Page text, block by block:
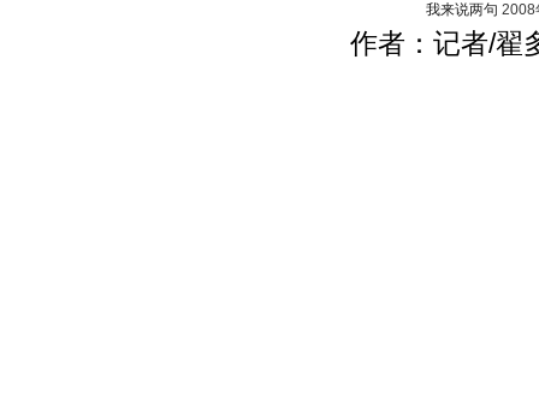
我来说两句 2008
作者：记者/翟